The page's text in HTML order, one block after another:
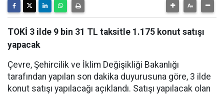
TOKİ 3 ilde 9 bin 31 TL taksitle 1.175 konut satışı
yapacak
Çevre, Şehircilik ve İklim Değişikliği Bakanlığı
tarafından yapılan son dakika duyurusuna göre, 3 ilde
konut satışı yapılacağı açıklandı. Satışı yapılacak olan